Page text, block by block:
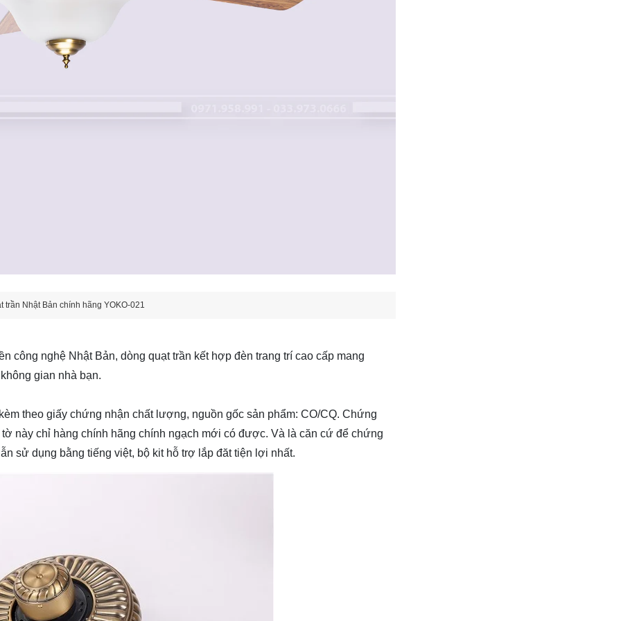
trần Nhật Bản chính hãng YOKO-021
công nghệ Nhật Bản, dòng quạt trần kết hợp đèn trang trí cao cấp mang
gian nhà bạn.
theo giấy chứng nhận chất lượng, nguồn gốc sản phẩm: CO/CQ. Chứng
này chỉ hàng chính hãng chính ngạch mới có được. Và là căn cứ để chứng
sử dụng bằng tiếng việt, bộ kit hỗ trợ lắp đăt tiện lợi nhất.